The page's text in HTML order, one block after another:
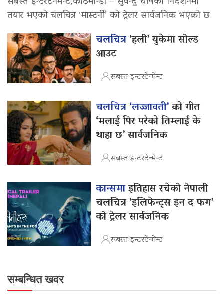
तयार भएको चलचित्र ‘मास्टर्नी’ को ट्रेलर सार्वजनिक भएको छ
चलचित्र‘हली’ युकेमा सोल्ड
आउट
सबस्त इन्टरटेन्मेन्ट
चलचित्र ‘लज्जावती’को गीत
‘मलाई पिर परेको तिम्लाई के
थाहा छ’ सार्वजनिक
सबस्त इन्टरटेन्मेन्ट
कान्समाइतिहास रचेको नेपाली
चलचित्र ‘इलिफेन्ट्स इन द फग’
को ट्रेलर सार्वजनिक
सबस्त इन्टरटेन्मेन्ट
सम्बन्धित खवर